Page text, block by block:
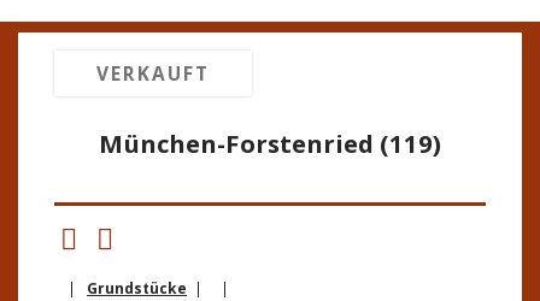
VERKAUFT
München-Forstenried (119)
Grundstücke